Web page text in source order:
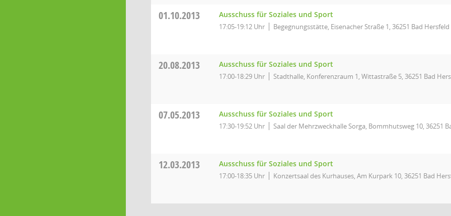
01.10.2013 Ausschuss für Soziales und Sport
17:05-19:12 Uhr Begegnungsstätte, Eisenacher Straße 1, 36251 Bad Hersfeld
20.08.2013 Ausschuss für Soziales und Sport
17:00-18:29 Uhr Stadthalle, Konferenzraum 1, Wittastraße 5, 36251 Bad
07.05.2013 Ausschuss für Soziales und Sport
17:30-19:52 Uhr Saal der Mehrzweckhalle Sorga, Bommhutsweg 10, 36251
12.03.2013 Ausschuss für Soziales und Sport
17:00-18:35 Uhr Konzertsaal des Kurhauses, Am Kurpark 10, 36251 Bad